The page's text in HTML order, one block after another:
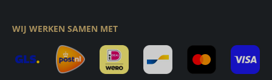
WIJ WERKEN SAMEN MET